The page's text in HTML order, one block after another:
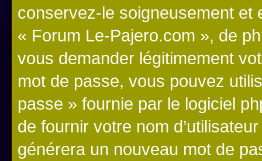
conservez-le soigneusement et
« Forum Le-Pajero.com », de
vous demander légitimement
mot de passe, vous pouvez
passe » fournie par le logiciel
de fournir votre nom
générera un nouveau mot de